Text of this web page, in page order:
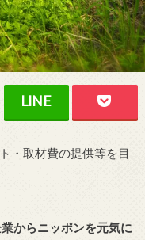
・取材費の提供等を目
業からニッポンを元気に